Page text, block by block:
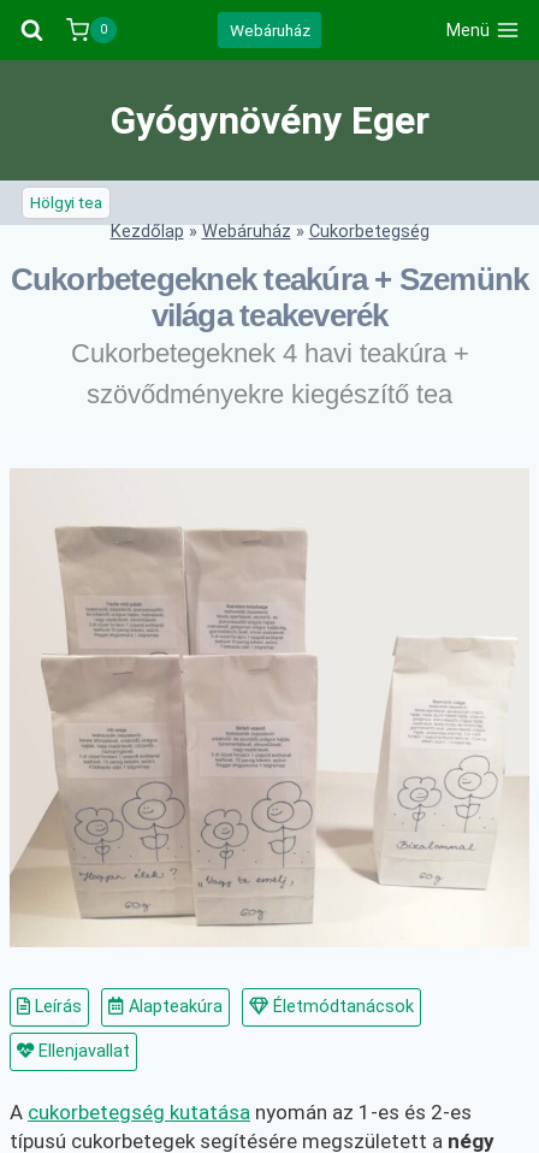
Skip
0 Webáruház Menü
Gyógynövény Eger
Hölgyi tea
Kezdőlap»Webáruház»Cukorbetegség
Cukorbetegeknek teakúra + Szemünk
világa teakeverék
Cukorbetegeknek 4 havi teakúra +
szövődményekre kiegészítő tea
Leírás Alapteakúra Életmódtanácsok
Ellenjavallat
A cukorbetegség kutatása nyomán az 1-es és 2-es
típusú cukorbetegek segítésére megszületett a négy